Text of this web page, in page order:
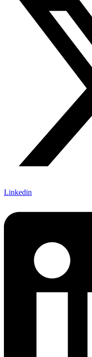
Linkedin